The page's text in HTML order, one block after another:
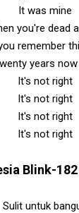
It was mine
you're dead
remember
years
It's not right
It's not right
It's not right
It's not right
Blink-
Sulit untuk